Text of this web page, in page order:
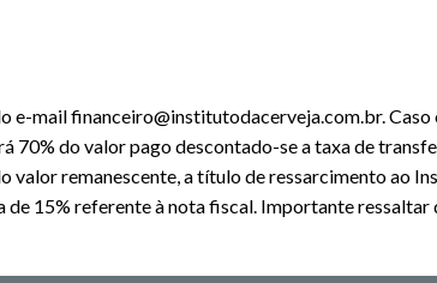
e-mail financeiro@institutodacerveja.com.br.
70% do valor pago descontado-se a taxa de
valor remanescente, a título de ressarcimento ao
15% referente à nota fiscal. Importante